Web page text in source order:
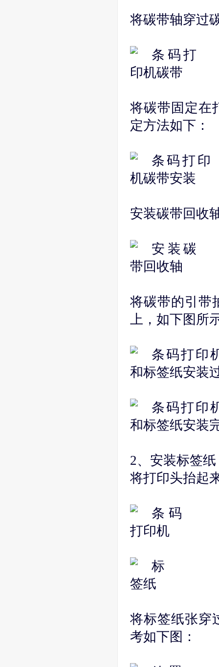
将碳带轴穿过
将碳带固定在
定方法如下：
安装碳带回收
将碳带的引带
上，如下图所
2、安装标签纸
将打印头抬起
将标签纸张穿
考如下图：